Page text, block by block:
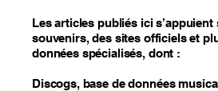
Les articles publiés ici
souvenirs, des sites officiels et
données spécialisés, dont :
​Discogs, base de données